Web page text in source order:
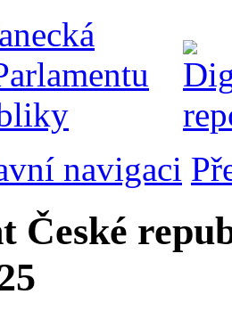
navigaci
České